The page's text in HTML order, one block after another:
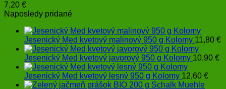
7,20 €
Naposledy pridané
Jesenický Med kvetový malinový 950 g Kolomy 11,80 €
Jesenický Med kvetový javorový 950 g Kolomy 10,90 €
Jesenický Med kvetový lesný 950 g Kolomy 12,60 €